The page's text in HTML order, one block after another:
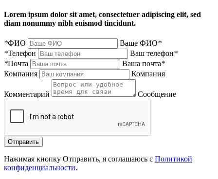
Lorem ipsum dolor sit amet, consectetuer adipiscing elit, sed
diam nonummy nibh euismod tincidunt.
*ФИО Ваше ФИО*
*Телефон Ваш телефон*
*Почта Ваша почта*
Компания
Компания
Комментарий Сообщение
Нажимая кнопку Отправить, я соглашаюсь с Политикой
конфиденциальности.